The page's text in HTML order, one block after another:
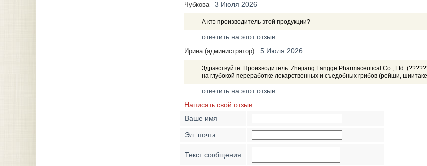
Чубкова 3 Июля 2026
А кто производитель этой продукции?
ответить на этот отзыв
Ирина (администратор) 5 Июля 2026
Здравствуйте. Производитель: Zhejiang Fangge Pharmaceutical Co., Ltd.
на глубокой переработке лекарственных и съедобных грибов (рейши,
ответить на этот отзыв
Написать свой отзыв
Ваше имя
Эл. почта
Текст сообщения